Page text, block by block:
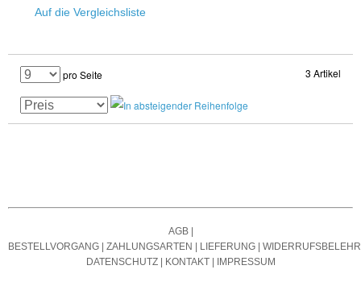
Auf die Vergleichsliste
3 Artikel
pro Seite
AGB|
BESTELLVORGANG
ZAHLUNGSARTEN LIEFERUNG
DATENSCHUTZ| KONTAKT| IMPRESSUM